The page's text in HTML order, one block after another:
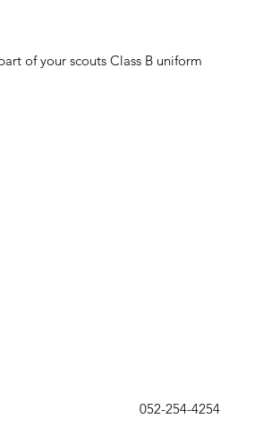
of your scouts Class B uniform
052-254-4254